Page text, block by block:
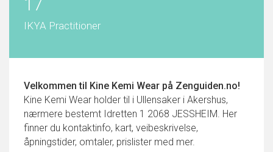
17
IKYA Practitioner
Velkommen til Kine Kemi Wear på Zenguiden.no!
Kine Kemi Wear holder til i Ullensaker i Akershus,
nærmere bestemt Idretten 1 2068 JESSHEIM. Her
finner du kontaktinfo, kart, veibeskrivelse,
åpningstider, omtaler, prislister med mer.